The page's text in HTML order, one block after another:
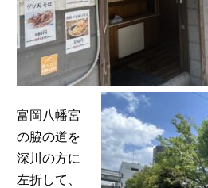
富岡八幡宮
の脇の道を
深川の方に
左折して、